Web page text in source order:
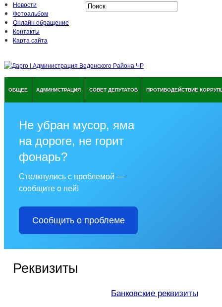
Новости
Фотоальбом
Онлайн обращение
Контакты
Карта сайта
ОБЩЕЕ АДМИНИСТРАЦИЯ СОВЕТ ДЕПУТАТОВ ПРОТИВОДЕЙСТВИЕ
Не убран мусор, яма
на дороге, не горит
фонарь?
Столкнулись с проблемой —
сообщите о ней!
Сообщить о проблеме
Реквизиты
Банковские реквизиты